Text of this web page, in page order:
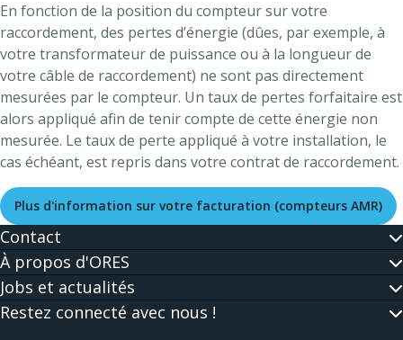
En fonction de la position du compteur sur votre
raccordement, des pertes d’énergie (dûes, par exemple, à
votre transformateur de puissance ou à la longueur de
votre câble de raccordement) ne sont pas directement
mesurées par le compteur. Un taux de pertes forfaitaire est
alors appliqué afin de tenir compte de cette énergie non
mesurée. Le taux de perte appliqué à votre installation, le
cas échéant, est repris dans votre contrat de raccordement.
Plus d'information sur votre facturation (compteurs AMR)
Contact
À propos d'ORES
Jobs et actualités
Restez connecté avec nous !